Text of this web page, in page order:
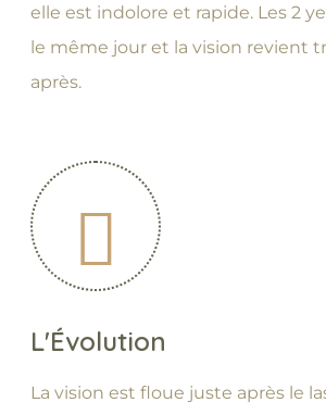
elle est indolore et rapide. Les 2
le même jour et la vision revient
après.
L'Évolution
La vision est floue juste après le